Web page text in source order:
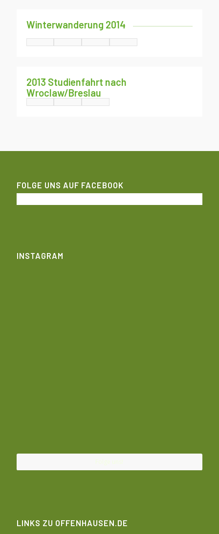
Winterwanderung 2014
2013 Studienfahrt nach
Wroclaw/Breslau
FOLGE UNS AUF FACEBOOK
INSTAGRAM
Folge uns!
LINKS ZU OFFENHAUSEN.DE